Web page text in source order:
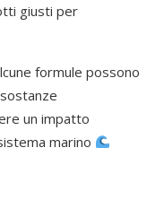
giusti per
formule possono
un impatto
marino